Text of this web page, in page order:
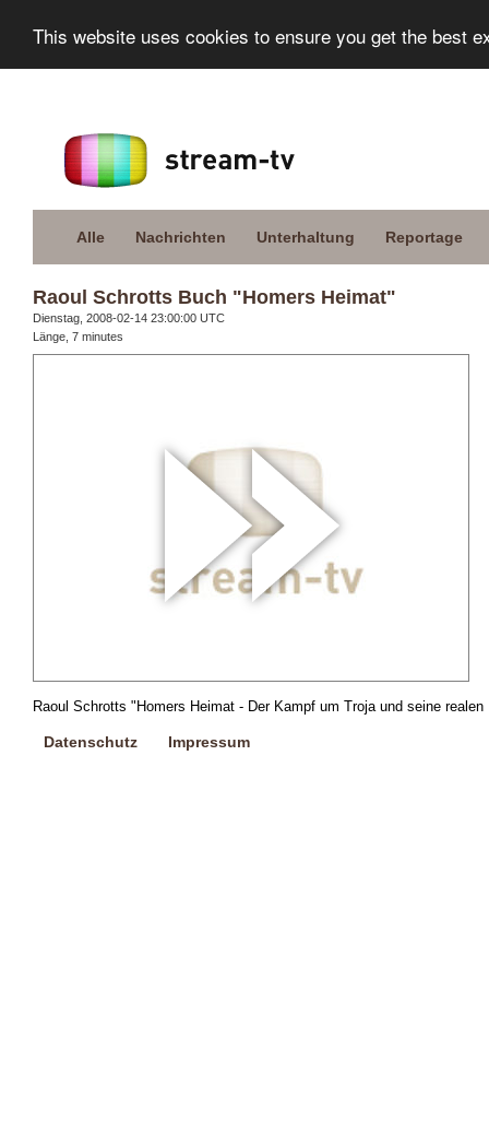
This website uses cookies to ensure you get the best
Alle Nachrichten Unterhaltung Reportage
Raoul Schrotts Buch "Homers Heimat"
Dienstag, 2008-02-14 23:00:00 UTC
Länge, 7 minutes
Raoul Schrotts "Homers Heimat - Der Kampf um Troja und seine
Datenschutz Impressum